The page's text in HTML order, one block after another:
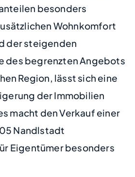
besonders
Wohnkomfort
der steigenden
des begrenzten Angebots
Region, lässt sich eine
der Immobilien
macht den Verkauf einer
Nandlstadt
Eigentümer besonders